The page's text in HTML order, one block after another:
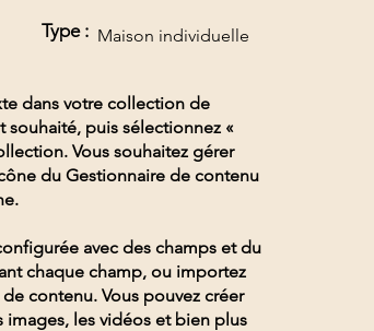
Type : Maison individuelle
dans votre collection de
puis sélectionnez «
Vous souhaitez gérer
du Gestionnaire de contenu
avec des champs et du
chaque champ, ou importez
contenu. Vous pouvez créer
les vidéos et bien plus